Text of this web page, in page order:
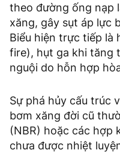
theo đường ống nạp
xăng, gây sụt áp lực
Biểu hiện trực tiếp là
fire), hụt ga khi tăng
nguội do hỗn hợp
Sự phá hủy cấu trúc
bơm xăng đời cũ
(NBR) hoặc các hợp
chưa được nhiệt